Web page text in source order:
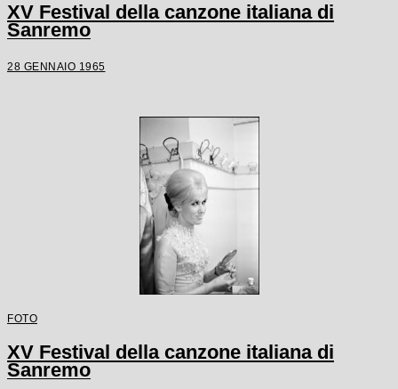
XV Festival della canzone italiana di
Sanremo
28 GENNAIO 1965
FOTO
XV Festival della canzone italiana di
Sanremo